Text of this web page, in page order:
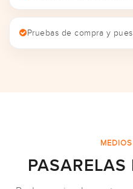
Pruebas de compra y